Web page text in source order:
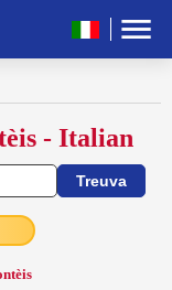
- Italian